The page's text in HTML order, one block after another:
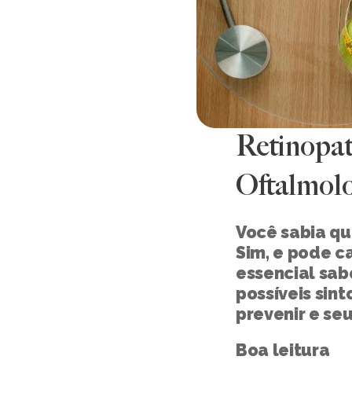
Você sabia
Sim, e pode
essencial
possíveis
prevenir e
Boa leitura